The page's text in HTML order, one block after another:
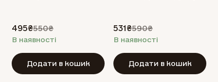
495₴550₴
В наявності
Додати в кошик
531₴590₴
В наявності
Додати в кошик